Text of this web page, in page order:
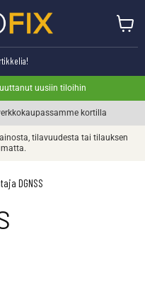
uusiin tiloihin
kortilla
tilavuudesta tai tilauksen
DGNSS